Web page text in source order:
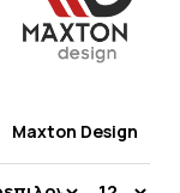
Maxton Design